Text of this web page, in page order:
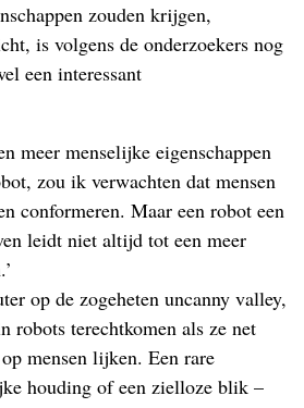
zouden krijgen,
is volgens de onderzoekers nog
een interessant
meer menselijke eigenschappen
zou ik verwachten dat mensen
conformeren. Maar een robot een
leidt niet altijd tot een meer
op de zogeheten uncanny valley,
robots terechtkomen als ze net
mensen lijken. Een rare
houding of een zielloze blik –